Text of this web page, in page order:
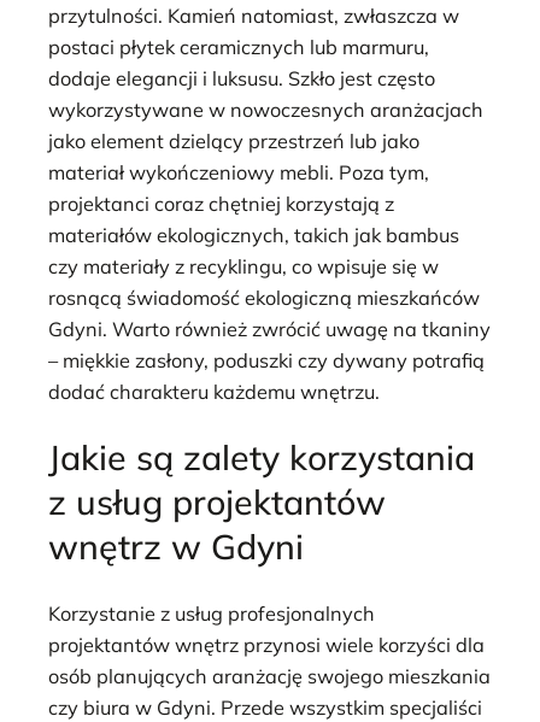
przytulności. Kamień natomiast, zwłaszcza w
postaci płytek ceramicznych lub marmuru,
dodaje elegancji i luksusu. Szkło jest często
wykorzystywane w nowoczesnych aranżacjach
jako element dzielący przestrzeń lub jako
materiał wykończeniowy mebli. Poza tym,
projektanci coraz chętniej korzystają z
materiałów ekologicznych, takich jak bambus
czy materiały z recyklingu, co wpisuje się w
rosnącą świadomość ekologiczną mieszkańców
Gdyni. Warto również zwrócić uwagę na tkaniny
– miękkie zasłony, poduszki czy dywany potrafią
dodać charakteru każdemu wnętrzu.
Jakie są zalety korzystania
z usług projektantów
wnętrz w Gdyni
Korzystanie z usług profesjonalnych
projektantów wnętrz przynosi wiele korzyści dla
osób planujących aranżację swojego mieszkania
czy biura w Gdyni. Przede wszystkim specjaliści